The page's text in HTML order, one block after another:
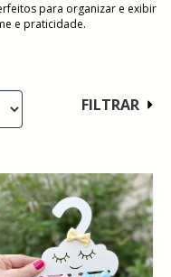
para organizar e exibir
e praticidade.
FILTRAR